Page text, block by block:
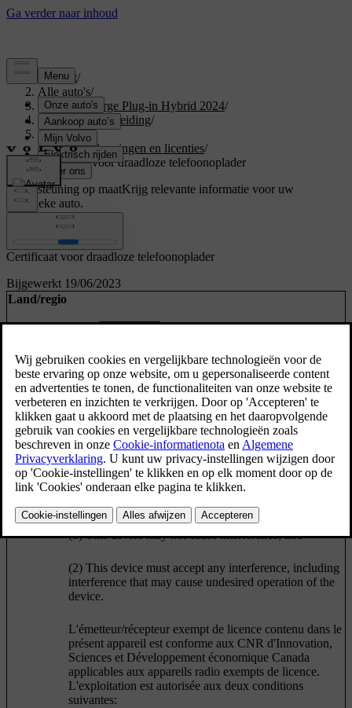
Support/
Alle auto's/
XC40 Recharge Plug-in Hybrid 2024/
Gebruikershandleiding/
Uw Volvo/
Typegoedkeuringen en licenties/
Certificaat voor draadloze telefoonoplader
Ondersteuning op maatKrijg relevante informatie voor uw
specifieke auto.
Bijgewerkt 19/06/2023
Certificaat voor draadloze telefoonoplader
Land/regio
Argentinië:
This device contains licence-exempt
transmitter(s)/receiver(s) that comply with Innovation,
Science and Economic Development Canada's licence-
exempt RSS(s). Operation is subject to the following
(1) This device may not cause interference; and
(2) This device must accept any interference, including
interference that may cause undesired operation of the
device.
L'émetteur/récepteur exempt de licence contenu dans le
présent appareil est conforme aux CNR d'Innovation,
Sciences et Développement économique Canada
applicables aux appareils radio exempts de licence.
L'exploitation est autorisée aux deux conditions
suivantes: